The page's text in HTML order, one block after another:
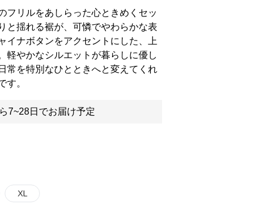
フリルをあしらった心ときめくセッ
と揺れる裾が、可憐でやわらかな表
イナボタンをアクセントにした、上
軽やかなシルエットが暮らしに優し
常を特別なひとときへと変えてくれ
す。
7~28日でお届け予定
XL